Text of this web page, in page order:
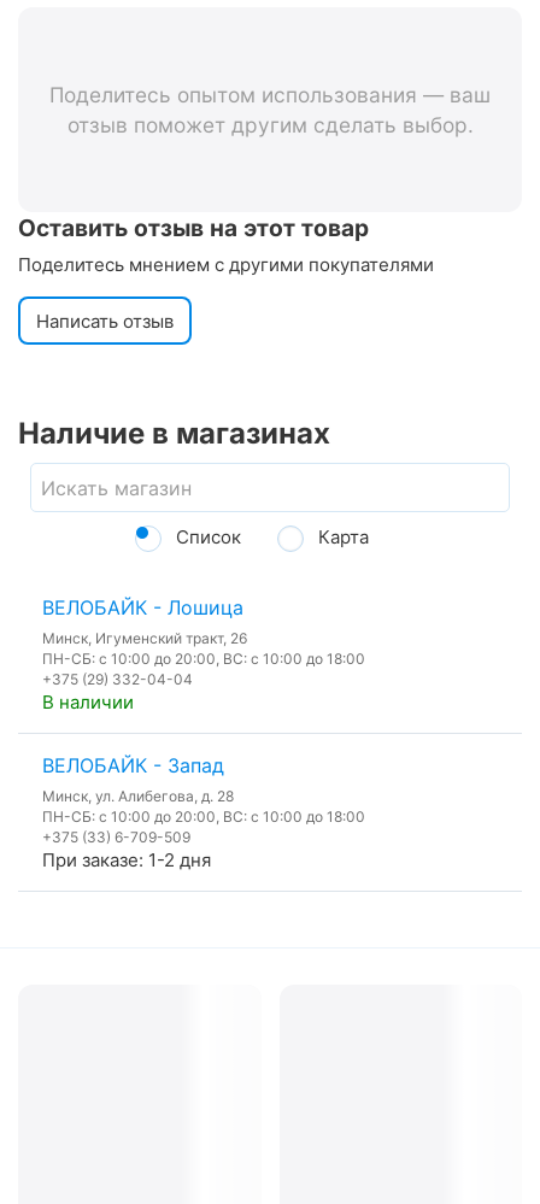
Поделитесь опытом использования — ваш
отзыв поможет другим сделать выбор.
Оставить отзыв на этот товар
Поделитесь мнением с другими покупателями
Написать отзыв
Наличие в магазинах
Список Карта
ВЕЛОБАЙК - Лошица
Минск, Игуменский тракт, 26
ПН-СБ: с 10:00 до 20:00, ВС: с 10:00 до 18:00
+375 (29) 332-04-04
В наличии
ВЕЛОБАЙК - Запад
Минск, ул. Алибегова, д. 28
ПН-СБ: с 10:00 до 20:00, ВС: с 10:00 до 18:00
+375 (33) 6-709-509
При заказе: 1-2 дня